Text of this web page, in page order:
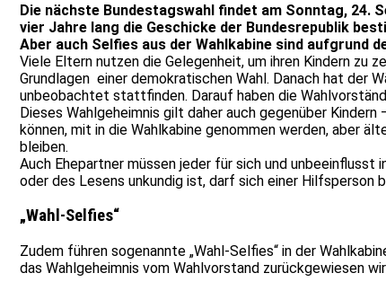
Die nächste Bundestagswahl findet am Sonntag, 24.
vier Jahre lang die Geschicke der Bundesrepublik
Aber auch Selfies aus der Wahlkabine sind aufgrund
Viele Eltern nutzen die Gelegenheit, um ihren Kindern zu
Grundlagen einer demokratischen Wahl. Danach hat der
unbeobachtet stattfinden. Darauf haben die
Dieses Wahlgeheimnis gilt daher auch gegenüber
können, mit in die Wahlkabine genommen werden, aber
bleiben.
Auch Ehepartner müssen jeder für sich und unbeeinflusst
oder des Lesens unkundig ist, darf sich einer Hilfsperson
„Wahl-Selfies“
Zudem führen sogenannte „Wahl-Selfies“ in der
das Wahlgeheimnis vom Wahlvorstand zurückgewiesen